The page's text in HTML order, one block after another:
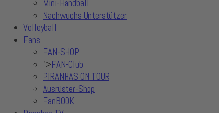
Mini-Handball
Nachwuchs Unterstützer
Volleyball
Fans
FAN-SHOP
">FAN-Club
PIRANHAS ON TOUR
Ausrüster-Shop
FanBOOK